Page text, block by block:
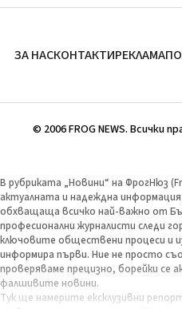
ЗА НАСКОНТАКТИРЕКЛАМА
© 2006 FROG NEWS. Всички
В рубриката „Новини“ на ФрогНюз
актуалната и надеждна
обхващаща всичко най-важно от
професионални журналисти следи
ключовите обществени процеси и
информира първи. Ние не просто
проверяваме прецизно, борейки се
фалшивите новини.
Тук ще намерите ексклузивни